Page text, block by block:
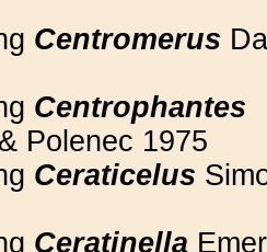
Centromerus
Centrophantes
Polenec 1975
Ceraticelus
Ceratinella